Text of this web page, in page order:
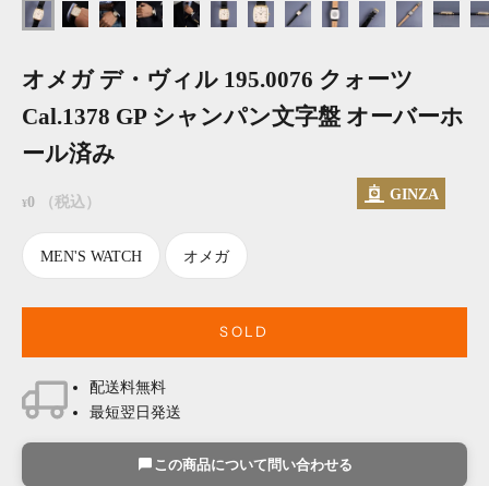
オメガ デ・ヴィル 195.0076 クォーツ
Cal.1378 GP シャンパン文字盤 オーバーホ
ール済み
セール価格
¥0 （税込） GINZA
MEN'S WATCH オメガ
SOLD
配送料無料
最短翌日発送
この商品について問い合わせる